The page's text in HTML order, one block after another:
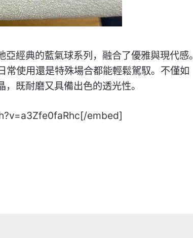
經典的藍氣球系列，融合了優雅與現代感。
使用還是特殊場合都能輕鬆駕馭。不僅如
既耐磨又具備出色的透光性。
embed]